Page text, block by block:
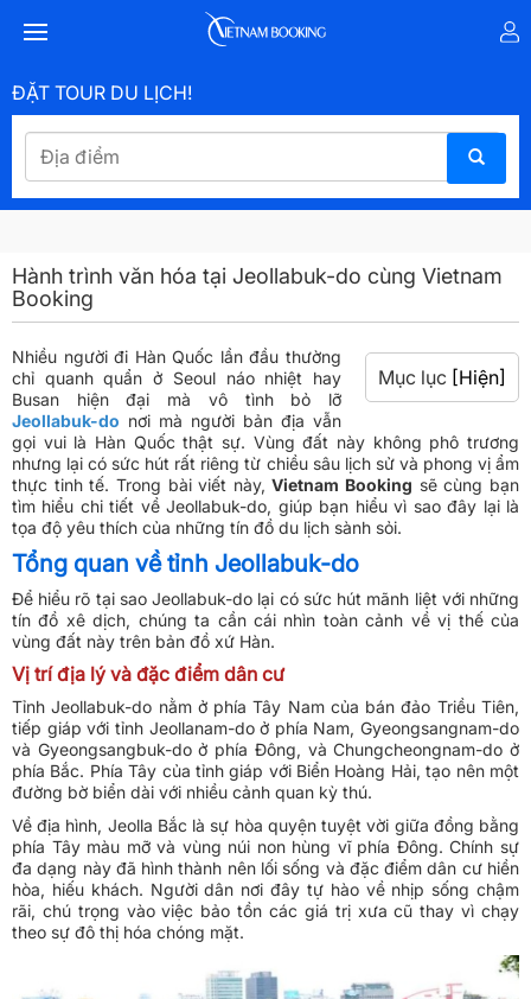
ĐẶT TOUR DU LỊCH!
Hành trình văn hóa tại Jeollabuk-do cùng Vietnam
Booking
Mục lục [Hiện]
Nhiều người đi Hàn Quốc lần đầu thường
chỉ quanh quẩn ở Seoul náo nhiệt hay
Busan hiện đại mà vô tình bỏ lỡ
Jeollabuk-do nơi mà người bản địa vẫn
gọi vui là Hàn Quốc thật sự. Vùng đất này không phô trương
nhưng lại có sức hút rất riêng từ chiều sâu lịch sử và phong vị ẩm
thực tinh tế. Trong bài viết này,Vietnam Booking sẽ cùng bạn
tìm hiểu chi tiết về Jeollabuk-do, giúp bạn hiểu vì sao đây lại là
tọa độ yêu thích của những tín đồ du lịch sành sỏi.
Tổng quan về tỉnh Jeollabuk-do
Để hiểu rõ tại sao Jeollabuk-do lại có sức hút mãnh liệt với những
tín đồ xê dịch, chúng ta cần cái nhìn toàn cảnh về vị thế của
vùng đất này trên bản đồ xứ Hàn.
Vị trí địa lý và đặc điểm dân cư
Tỉnh Jeollabuk-do nằm ở phía Tây Nam của bán đảo Triều Tiên,
tiếp giáp với tỉnh Jeollanam-do ở phía Nam, Gyeongsangnam-do
và Gyeongsangbuk-do ở phía Đông, và Chungcheongnam-do ở
phía Bắc. Phía Tây của tỉnh giáp với Biển Hoàng Hải, tạo nên một
đường bờ biển dài với nhiều cảnh quan kỳ thú.
Về địa hình, Jeolla Bắc là sự hòa quyện tuyệt vời giữa đồng bằng
phía Tây màu mỡ và vùng núi non hùng vĩ phía Đông. Chính sự
đa dạng này đã hình thành nên lối sống và đặc điểm dân cư hiền
hòa, hiếu khách. Người dân nơi đây tự hào về nhịp sống chậm
rãi, chú trọng vào việc bảo tồn các giá trị xưa cũ thay vì chạy
theo sự đô thị hóa chóng mặt.